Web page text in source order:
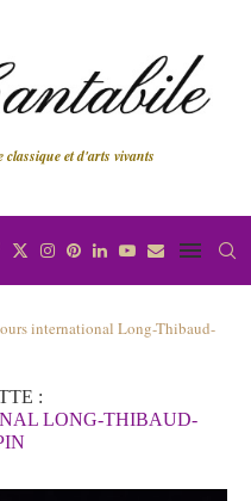
et d'arts vivants
international Long-Thibaud-
:
LONG-THIBAUD-